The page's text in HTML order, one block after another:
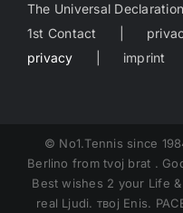
The Universal
1st Contact
privacy
imprint
© No1.Tennis since
Berlino from tvoj brat .
Best wishes 2 your Life
real Ljudi. твој Enis.